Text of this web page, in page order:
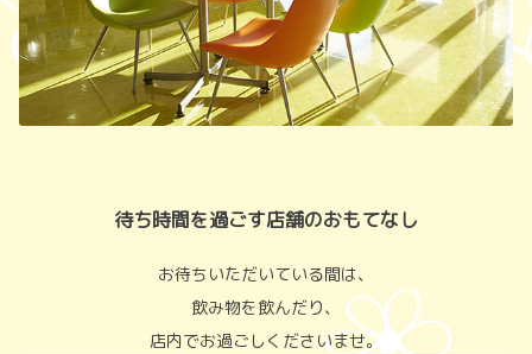
待ち時間を過ごす店舗のおもてなし
お待ちいただいている間は、
飲み物を飲んだり、
店内でお過ごしくださいませ。